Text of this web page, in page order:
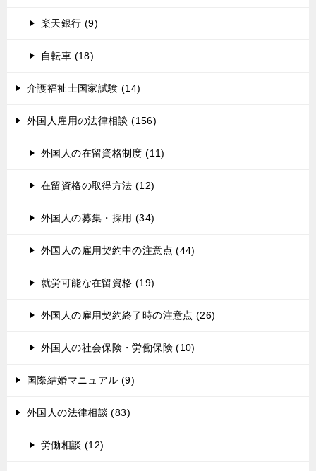
楽天銀行 (9)
自転車 (18)
介護福祉士国家試験 (14)
外国人雇用の法律相談 (156)
外国人の在留資格制度 (11)
在留資格の取得方法 (12)
外国人の募集・採用 (34)
外国人の雇用契約中の注意点 (44)
就労可能な在留資格 (19)
外国人の雇用契約終了時の注意点 (26)
外国人の社会保険・労働保険 (10)
国際結婚マニュアル (9)
外国人の法律相談 (83)
労働相談 (12)